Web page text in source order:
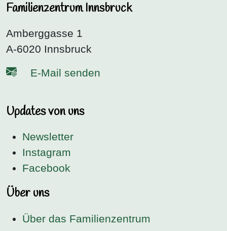
Familienzentrum Innsbruck
Amberggasse 1
A-6020 Innsbruck
E-Mail senden
Updates von uns
Newsletter
Instagram
Facebook
Über uns
Über das Familienzentrum